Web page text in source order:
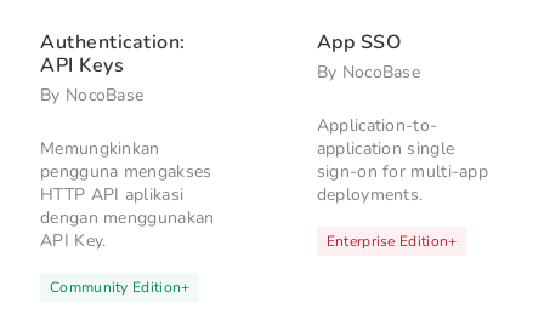
Authentication:
API Keys
By NocoBase
Memungkinkan
pengguna mengakses
HTTP API aplikasi
dengan menggunakan
API Key.
Community Edition+
App SSO
By NocoBase
Application-to-
application single
sign-on for multi-app
deployments.
Enterprise Edition+